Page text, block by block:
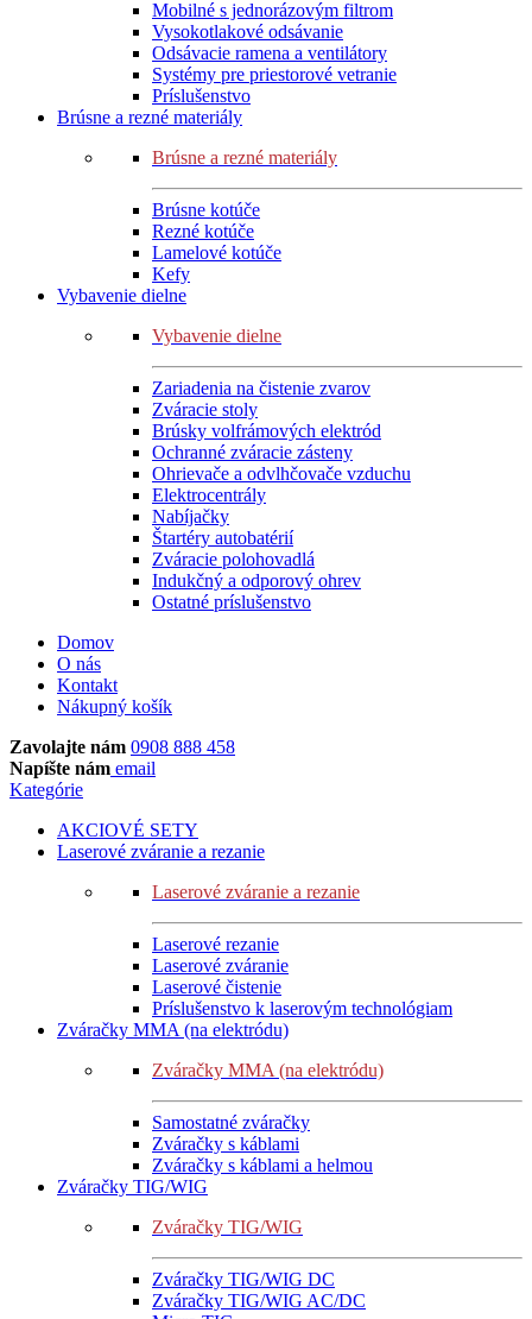
Mobilné s jednorázovým filtrom
Vysokotlakové odsávanie
Odsávacie ramena a ventilátory
Systémy pre priestorové vetranie
Príslušenstvo
Brúsne a rezné materiály
Brúsne a rezné materiály
Brúsne kotúče
Rezné kotúče
Lamelové kotúče
Kefy
Vybavenie dielne
Vybavenie dielne
Zariadenia na čistenie zvarov
Zváracie stoly
Brúsky volfrámových elektród
Ochranné zváracie zásteny
Ohrievače a odvlhčovače vzduchu
Elektrocentrály
Nabíjačky
Štartéry autobatérií
Zváracie polohovadlá
Indukčný a odporový ohrev
Ostatné príslušenstvo
Domov
O nás
Kontakt
Nákupný košík
Zavolajte nám 0908 888 458
Napíšte nám email
Kategórie
AKCIOVÉ SETY
Laserové zváranie a rezanie
Laserové zváranie a rezanie
Laserové rezanie
Laserové zváranie
Laserové čistenie
Príslušenstvo k laserovým technológiam
Zváračky MMA (na elektródu)
Zváračky MMA (na elektródu)
Samostatné zváračky
Zváračky s káblami
Zváračky s káblami a helmou
Zváračky TIG/WIG
Zváračky TIG/WIG
Zváračky TIG/WIG DC
Zváračky TIG/WIG AC/DC